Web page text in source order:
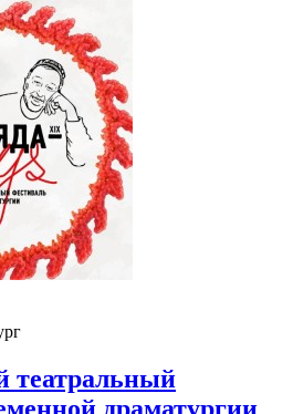
театральный